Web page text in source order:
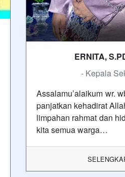
ERNITA,
- Kepala
Assalamu’alaikum wr.
panjatkan kehadirat
limpahan rahmat dan
kita semua warga…